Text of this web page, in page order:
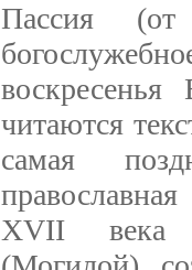
Пассия
читаются
самая
XVII века